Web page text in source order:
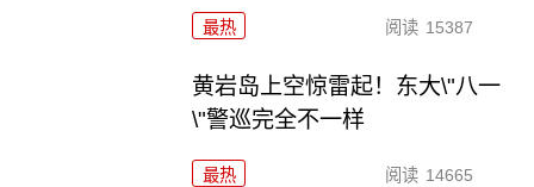
最热 阅读 15387
黄岩岛上空惊雷起！东大\"八一
\"警巡完全不一样
最热 阅读 14665